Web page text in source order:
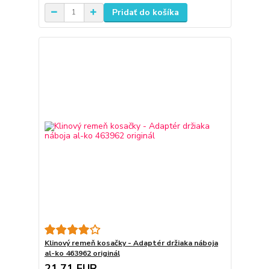
Pridať do košíka
Klinový remeň kosačky - Adaptér držiaka náboja
al-ko 463962 originál